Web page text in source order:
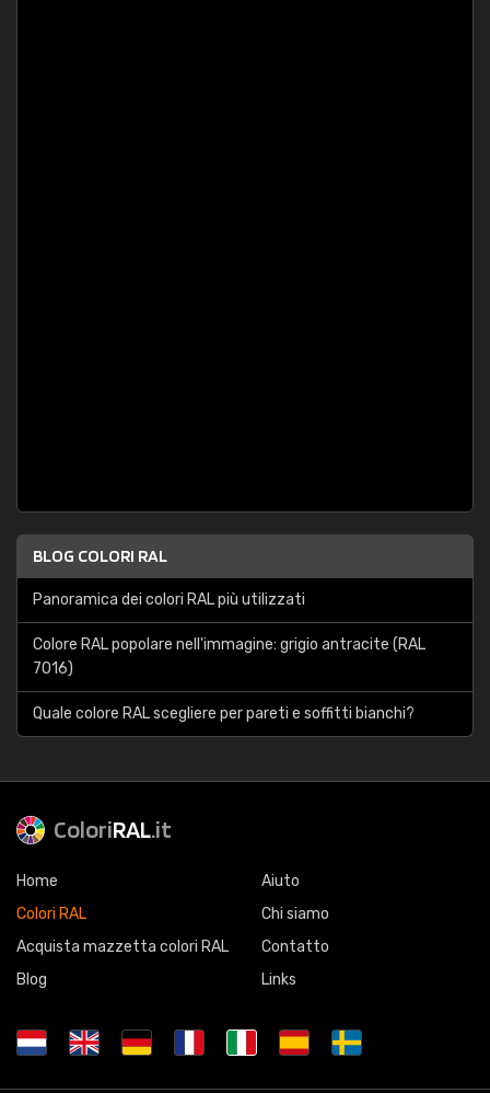
BLOG COLORI RAL
Panoramica dei colori RAL più utilizzati
Colore RAL popolare nell'immagine: grigio antracite (RAL
7016)
Quale colore RAL scegliere per pareti e soffitti bianchi?
ColoriRAL.it
Home
Colori RAL
Acquista mazzetta colori RAL
Blog
Aiuto
Chi siamo
Contatto
Links